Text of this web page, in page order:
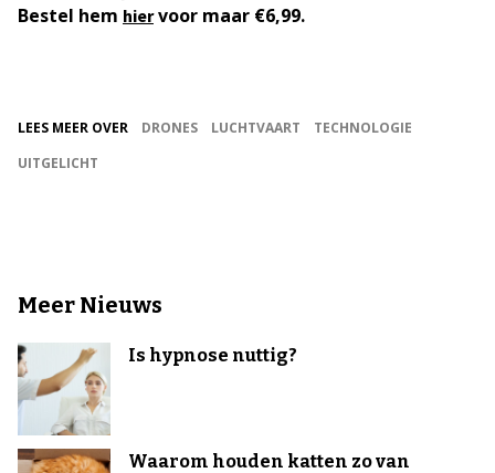
Bestel hem hiervoor maar €6,99.
LEES MEER OVER DRONES LUCHTVAART
TECHNOLOGIE
UITGELICHT
Meer Nieuws
Is hypnose nuttig?
Waarom houden katten zo van